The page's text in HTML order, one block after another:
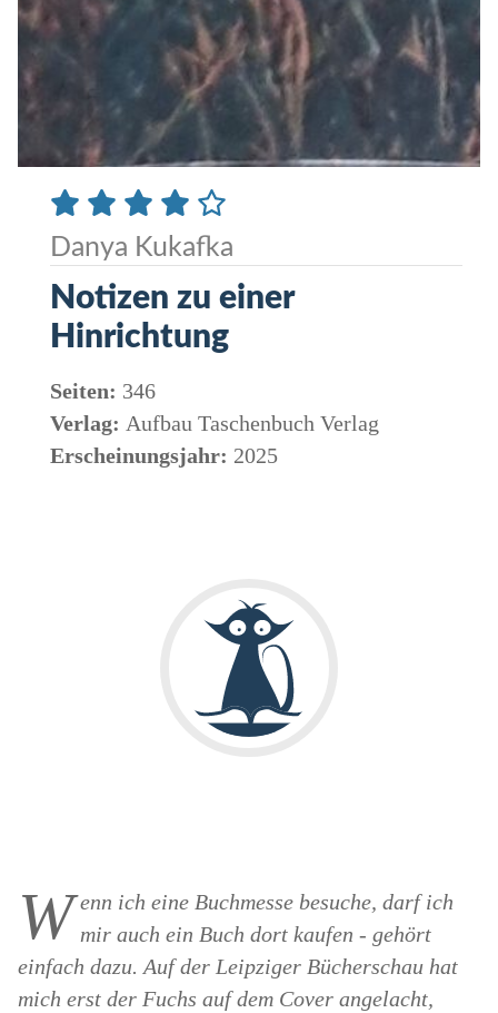
Notizen zu einer
Hinrichtung
Danya Kukafka
Seiten: 346
Verlag: Aufbau Taschenbuch Verlag
Erscheinungsjahr: 2025
W enn ich eine Buchmesse besuche, darf ich
mir auch ein Buch dort kaufen - gehört
einfach dazu. Auf der Leipziger Bücherschau hat
mich erst der Fuchs auf dem Cover angelacht,